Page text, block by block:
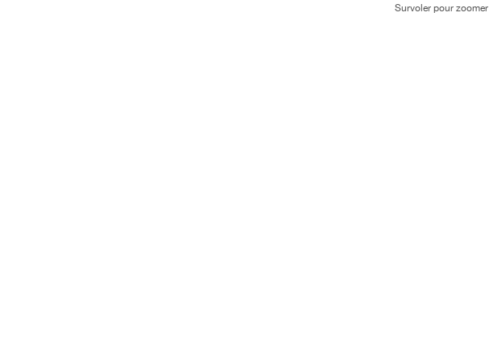
Survoler pour zoomer